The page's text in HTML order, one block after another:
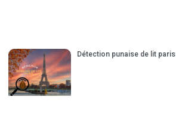
Détection punaise de lit paris